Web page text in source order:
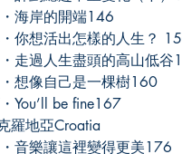
海岸的開端146
你想活出怎樣的人生？
走過人生盡頭的高山低谷
想像自己是一棵樹160
You’ll be fine167
羅地亞Croatia
音樂讓這裡變得更美176